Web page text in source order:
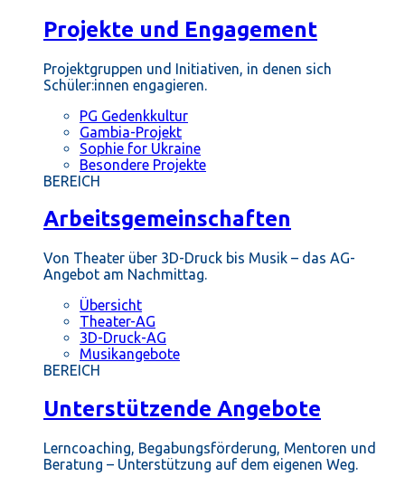
Projekte und Engagement
Projektgruppen und Initiativen, in denen sich
Schüler:innen engagieren.
PG Gedenkkultur
Gambia-Projekt
Sophie for Ukraine
Besondere Projekte
BEREICH
Arbeitsgemeinschaften
Von Theater über 3D-Druck bis Musik – das AG-
Angebot am Nachmittag.
Übersicht
Theater-AG
3D-Druck-AG
Musikangebote
BEREICH
Unterstützende Angebote
Lerncoaching, Begabungsförderung, Mentoren und
Beratung – Unterstützung auf dem eigenen Weg.